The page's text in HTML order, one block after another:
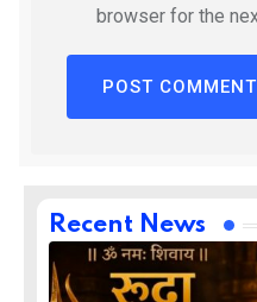
browser for the
Recent News